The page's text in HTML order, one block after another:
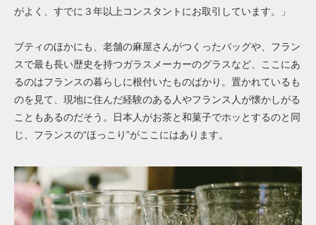
がよく、すでに３年以上コンスタントにお取引しています。」
ブティのほかにも、老舗の麻屋さんがつくったバッグや、フラン
スで最も長い歴史を持つガラスメーカーのグラスなど、ここにあ
るのはフランスの暮らしに根付いたものばかり。置かれているも
のを見て、現地に住んだ経験のある人やフランス人が懐かしがる
こともあるのだそう。日本人がお茶と和菓子でホッとするのと同
じ、フランスの“ほっこり”がここにはあります。